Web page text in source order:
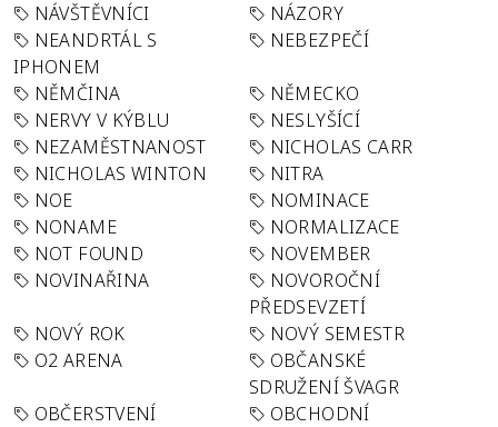
NÁVŠTĚVNÍCI
NÁZORY
NEANDRTÁL S
IPHONEM
NEBEZPEČÍ
NĚMČINA
NĚMECKO
NERVY V KÝBLU
NESLYŠÍCÍ
NEZAMĚSTNANOST
NICHOLAS CARR
NICHOLAS WINTON
NITRA
NOE
NOMINACE
NONAME
NORMALIZACE
NOT FOUND
NOVEMBER
NOVINAŘINA
NOVOROČNÍ
PŘEDSEVZETÍ
NOVÝ ROK
NOVÝ SEMESTR
O2 ARENA
OBČANSKÉ
SDRUŽENÍ ŠVAGR
OBČERSTVENÍ
OBCHODNÍ